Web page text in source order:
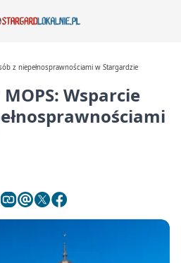
z niepełnosprawnościami w Stargardzie
Wsparcie